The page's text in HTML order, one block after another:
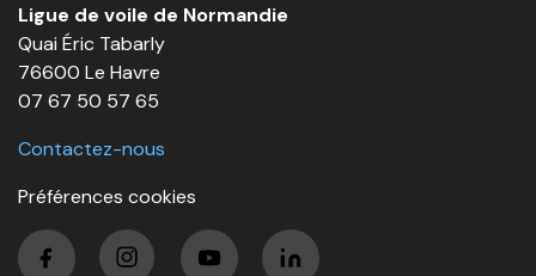
Ligue de voile de Normandie
Quai Éric Tabarly
76600 Le Havre
07 67 50 57 65
Contactez-nous
Préférences cookies